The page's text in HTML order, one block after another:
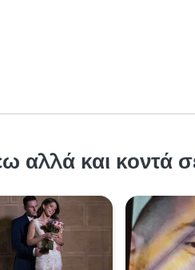
αλλά και κοντά